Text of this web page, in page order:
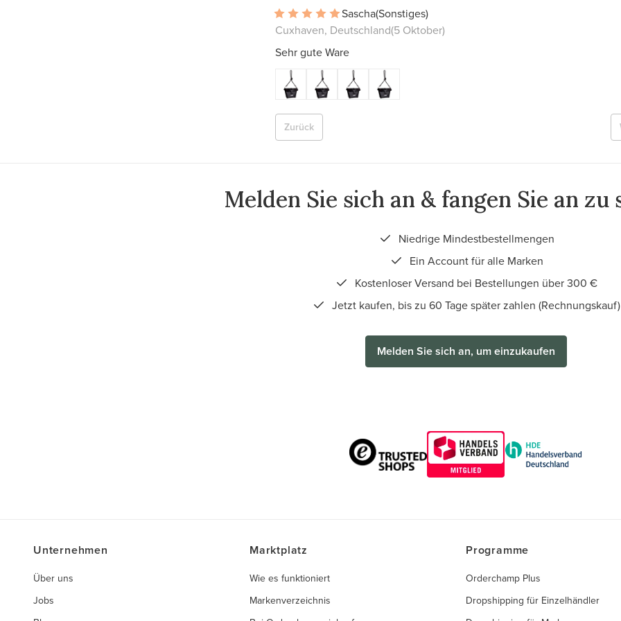
Sascha(Sonstiges)
Cuxhaven, Deutschland(5 Oktober)
Sehr gute Ware
Zurück
Melden Sie sich an & fangen Sie an zu
Niedrige Mindestbestellmengen
Ein Account für alle Marken
Kostenloser Versand bei Bestellungen über 300 €
Jetzt kaufen, bis zu 60 Tage später zahlen (Rechnungskauf)
Melden Sie sich an, um einzukaufen
Unternehmen
Über uns
Jobs
Marktplatz
Wie es funktioniert
Markenverzeichnis
Programme
Orderchamp Plus
Dropshipping für Einzelhändler